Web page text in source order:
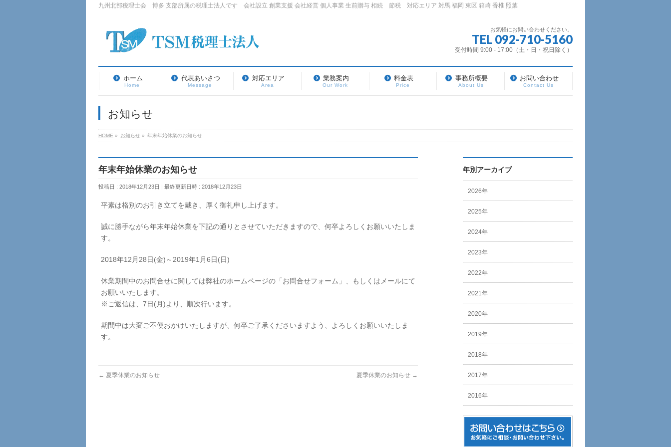
九州北部税理士会 博多 支部所属の税理士法人です 会社設立 創業支援 会社経営 個人事業 生前贈与 相続 節税 対応エリア 対馬 福岡 東区 箱崎 香椎 照葉
お気軽にお問い合わせください。
TEL 092-710-5160
受付時間 9:00 - 17:00（土・日・祝日除く）
ホーム
Home
代表あいさつ
Message
対応エリア
Area
業務案内
Our Work
料金表
Price
事務所概要
About Us
お問い合わせ
Contact Us
お知らせ
HOME » お知らせ » 年末年始休業のお知らせ
年末年始休業のお知らせ
投稿日 : 2018年12月23日 最終更新日時 : 2018年12月23日
平素は格別のお引き立てを戴き、厚く御礼申し上げます。
誠に勝手ながら年末年始休業を下記の通りとさせていただきますので、何卒よろしくお願いいたしま
す。
2018年12月28日(金)～2019年1月6日(日)
休業期間中のお問合せに関しては弊社のホームページの「お問合せフォーム」、もしくはメールにて
お願いいたします。
※ご返信は、7日(月)より、順次行います。
期間中は大変ご不便おかけいたしますが、何卒ご了承くださいますよう、よろしくお願いいたしま
す。
← 夏季休業のお知らせ 夏季休業のお知らせ →
年別アーカイブ
2026年
2025年
2024年
2023年
2022年
2021年
2020年
2019年
2018年
2017年
2016年